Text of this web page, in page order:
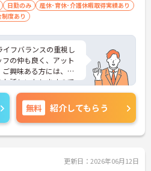
日勤のみ
産休･育休･介護休暇取得実績あり
度あり
フバランスの重視し
の仲も良く、アット
興味ある方には、面
話しいたしますので
無料 紹介してもらう
更新日：2026年06月12日